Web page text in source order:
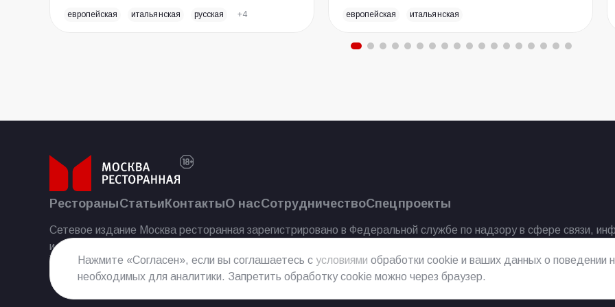
европейская итальянская русская +4 европейская итальянская
РестораныСтатьи КонтактыО насСотрудничествоСпецпроекты
Сетевое издание Москва ресторанная зарегистрировано в Федеральной службе по надзору в сфере связи,
и массовых коммуникаций 25.07.2023.
Реестровая запись Эл № ФС77−85 644 от 21 июля 2023 г.
Нажмите «Согласен», если вы соглашаетесь с условиями обработки cookie и ваших данных о поведении
необходимых для аналитики. Запретить обработку cookie можно через браузер.